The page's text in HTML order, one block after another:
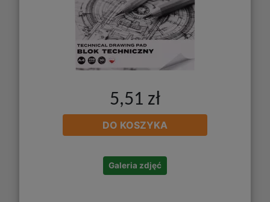
5,51 zł
DO KOSZYKA
Galeria zdjęć